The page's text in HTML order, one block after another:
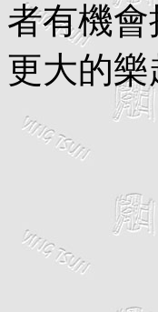
者有機
更大的樂